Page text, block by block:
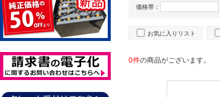
価格帯：
お気に入りリスト
0件の商品がございます。